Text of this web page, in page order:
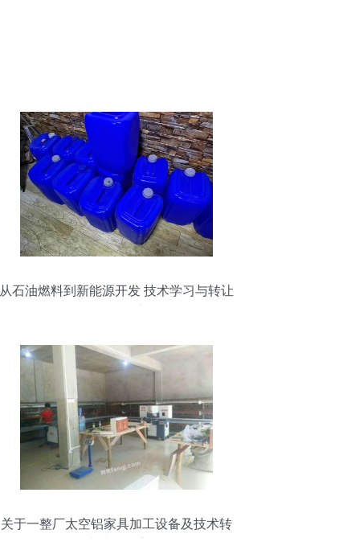
从石油燃料到新能源开发 技术学习与转让
关于一整厂太空铝家具加工设备及技术转